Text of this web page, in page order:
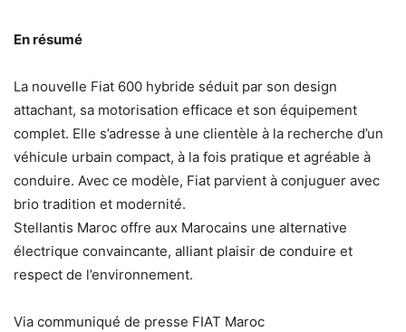
En résumé
La nouvelle Fiat 600 hybride séduit par son design
attachant, sa motorisation efficace et son équipement
complet. Elle s’adresse à une clientèle à la recherche d’un
véhicule urbain compact, à la fois pratique et agréable à
conduire. Avec ce modèle, Fiat parvient à conjuguer avec
brio tradition et modernité.
Stellantis Maroc offre aux Marocains une alternative
électrique convaincante, alliant plaisir de conduire et
respect de l’environnement.
Via communiqué de presse FIAT Maroc